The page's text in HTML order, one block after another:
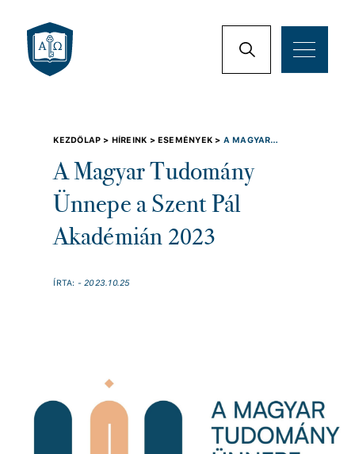
KEZDŐLAP > HÍREINK >ESEMÉNYEK > A MAGYAR
A Magyar Tudomány
Ünnepe a Szent Pál
Akadémián 2023
ÍRTA: - 2023.10.25